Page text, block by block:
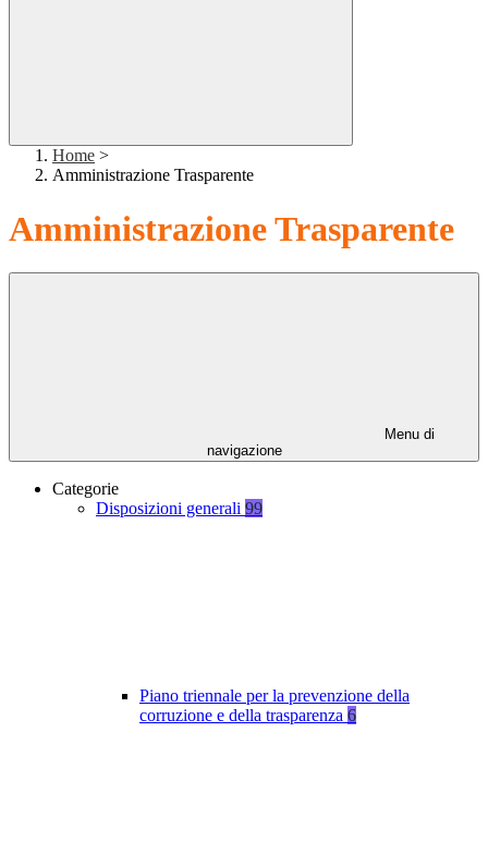
Home >
Amministrazione Trasparente
Amministrazione Trasparente
Menu di
navigazione
Categorie
Disposizioni generali 99
Piano triennale per la prevenzione della
corruzione e della trasparenza 6